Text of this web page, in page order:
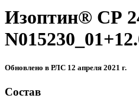
Изоптин® СР
Обновлено в РЛС 12 апреля 2021 г.
Состав